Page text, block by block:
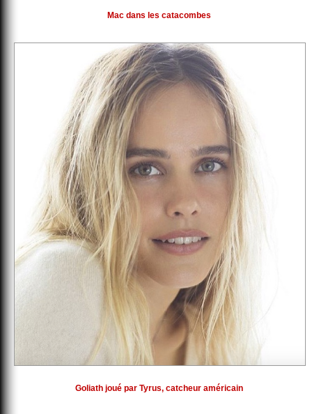
Mac dans les catacombes
Goliath joué par Tyrus, catcheur américain